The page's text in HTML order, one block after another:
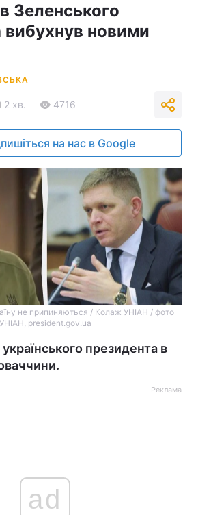
Зеленського
вибухнув новими
2 хв. 4716
на нас в Google
не припиняються / Колаж УНІАН / фото
УНІАН, president.gov.ua
президента в
Реклама
ad